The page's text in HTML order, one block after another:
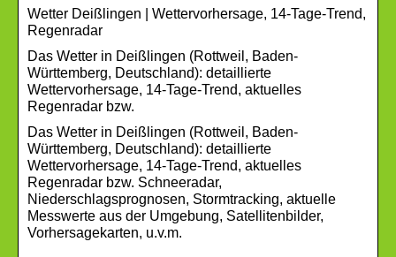
Wetter Deißlingen | Wettervorhersage, 14-Tage-Trend,
Regenradar
Das Wetter in Deißlingen (Rottweil, Baden-
Württemberg, Deutschland): detaillierte
Wettervorhersage, 14-Tage-Trend, aktuelles
Regenradar bzw.
Das Wetter in Deißlingen (Rottweil, Baden-
Württemberg, Deutschland): detaillierte
Wettervorhersage, 14-Tage-Trend, aktuelles
Regenradar bzw. Schneeradar,
Niederschlagsprognosen, Stormtracking, aktuelle
Messwerte aus der Umgebung, Satellitenbilder,
Vorhersagekarten, u.v.m.